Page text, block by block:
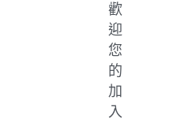
歡
迎
您
的
加
入